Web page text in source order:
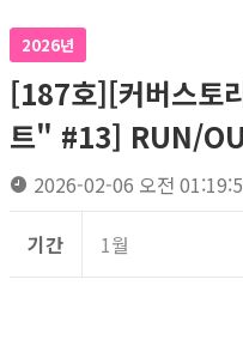
2026년
[187호][커버스토
트" #13] RUN/
2026-02-06 오전
기간 1월